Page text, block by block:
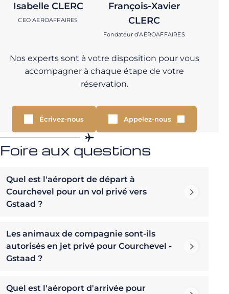
Isabelle CLERC
CEO AEROAFFAIRES
François-Xavier
CLERC
Fondateur d’AEROAFFAIRES
Nos experts sont à votre disposition pour vous
accompagner à chaque étape de votre
réservation.
Écrivez-nous Appelez-nous
Foire aux questions
Quel est l'aéroport de départ à
Courchevel pour un vol privé vers
Gstaad ?
Les animaux de compagnie sont-ils
autorisés en jet privé pour Courchevel -
Gstaad ?
Quel est l'aéroport d'arrivée pour